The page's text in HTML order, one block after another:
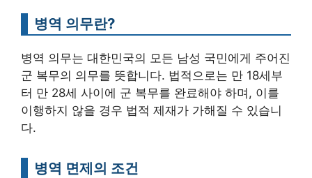
병역 의무란?
병역 의무는 대한민국의 모든 남성 국민에게 주어진
군 복무의 의무를 뜻합니다. 법적으로는 만 18세부
터 만 28세 사이에 군 복무를 완료해야 하며, 이를
이행하지 않을 경우 법적 제재가 가해질 수 있습니
다.
병역 면제의 조건